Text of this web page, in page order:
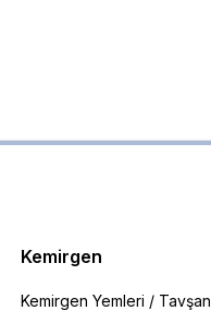
Kemirgen
Kemirgen Yemleri / Tavşan